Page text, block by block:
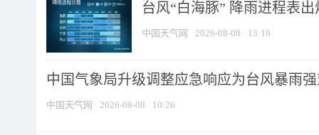
台风“白海豚” 降雨进程表
中国天气网 2026-08-08 13:19
中国气象局升级调整应急响应为台风暴雨
中国天气网 2026-08-08 10:26